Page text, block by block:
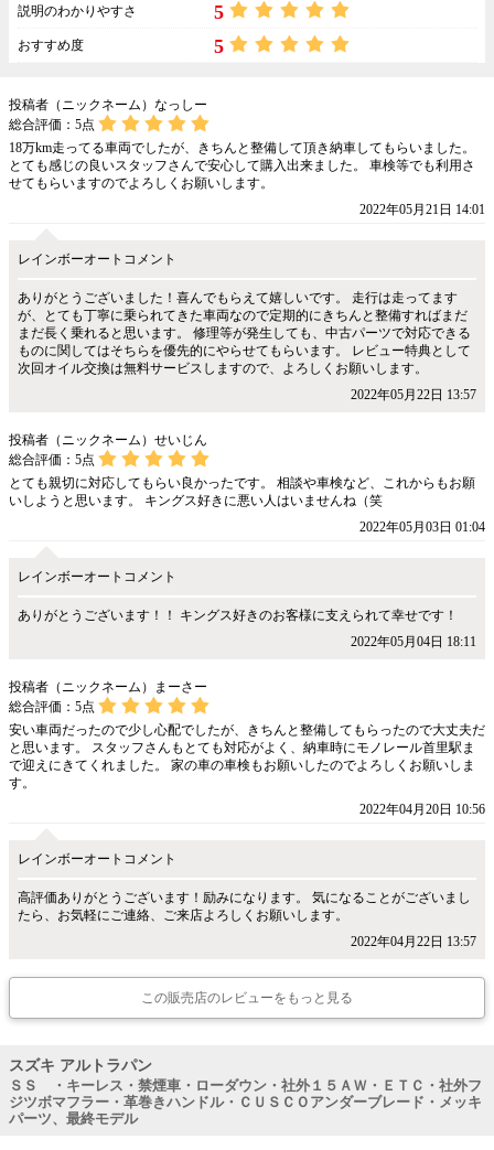
説明のわかりやすさ 5
おすすめ度 5
投稿者（ニックネーム）なっしー
総合評価： 5点
18万km走ってる車両でしたが、きちんと整備して頂き納車してもらいました。
とても感じの良いスタッフさんで安心して購入出来ました。 車検等でも利用さ
せてもらいますのでよろしくお願いします。
2022年05月21日 14:01
レインボーオートコメント
ありがとうございました！喜んでもらえて嬉しいです。 走行は走ってます
が、とても丁寧に乗られてきた車両なので定期的にきちんと整備すればまだ
まだ長く乗れると思います。 修理等が発生しても、中古パーツで対応できる
ものに関してはそちらを優先的にやらせてもらいます。 レビュー特典として
次回オイル交換は無料サービスしますので、よろしくお願いします。
2022年05月22日 13:57
投稿者（ニックネーム）せいじん
総合評価： 5点
とても親切に対応してもらい良かったです。 相談や車検など、これからもお願
いしようと思います。 キングス好きに悪い人はいませんね（笑
2022年05月03日 01:04
レインボーオートコメント
ありがとうございます！！ キングス好きのお客様に支えられて幸せです！
2022年05月04日 18:11
投稿者（ニックネーム）まーさー
総合評価： 5点
安い車両だったので少し心配でしたが、きちんと整備してもらったので大丈夫だ
と思います。 スタッフさんもとても対応がよく、納車時にモノレール首里駅ま
で迎えにきてくれました。 家の車の車検もお願いしたのでよろしくお願いしま
す。
2022年04月20日 10:56
レインボーオートコメント
高評価ありがとうございます！励みになります。 気になることがございまし
たら、お気軽にご連絡、ご来店よろしくお願いします。
2022年04月22日 13:57
この販売店のレビューをもっと見る
スズキ アルトラパン
ＳＳ ・キーレス・禁煙車・ローダウン・社外１５ＡＷ・ＥＴＣ・社外フ
ジツボマフラー・革巻きハンドル・ＣＵＳＣＯアンダーブレード・メッキ
パーツ、最終モデル